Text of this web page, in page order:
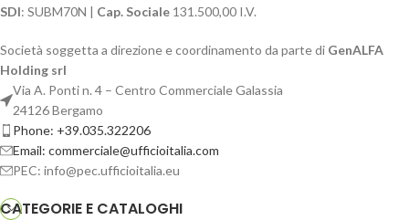
SDI: SUBM70N | Cap. Sociale 131.500,00 I.V.
Società soggetta a direzione e coordinamento da parte di GenALFA
Holding srl
Via A. Ponti n. 4 – Centro Commerciale Galassia
24126 Bergamo
Phone: +39.035.322206
Email: commerciale@ufficioitalia.com
PEC: info@pec.ufficioitalia.eu
CATEGORIE E CATALOGHI